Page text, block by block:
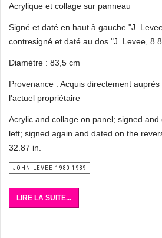
Acrylique et collage sur panneau
Signé et daté en haut à gauche "J.
contresigné et daté au dos "J. Levee,
Diamètre : 83,5 cm
Provenance : Acquis directement
l'actuel propriétaire
Acrylic and collage on panel; signed and
left; signed again and dated on the
32.87 in.
JOHN LEVEE 1980-1989
LIRE LA SUITE...